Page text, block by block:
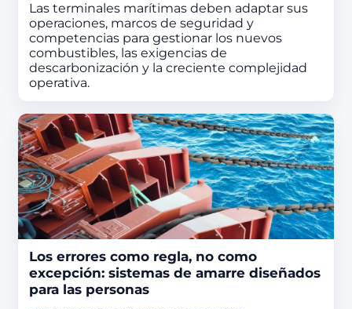
Las terminales marítimas deben adaptar sus
operaciones, marcos de seguridad y
competencias para gestionar los nuevos
combustibles, las exigencias de
descarbonización y la creciente complejidad
operativa.
Los errores como regla, no como
excepción: sistemas de amarre diseñados
para las personas